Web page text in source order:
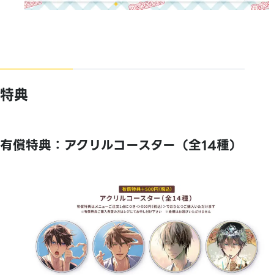
特典
有償特典：アクリルコースター（全14種）